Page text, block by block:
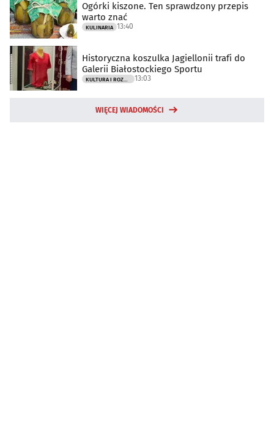
Ogórki kiszone. Ten sprawdzony przepis
warto znać
KULINARIA 13:40
Historyczna koszulka Jagiellonii trafi do
Galerii Białostockiego Sportu
KULTURA I ROZRYWKA 13:03
WIĘCEJ WIADOMOŚCI